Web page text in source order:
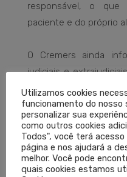
responsável, o que
paciente e do próprio
O Cremers ainda
judiciais e
antecipação de
Porto Alegre, 18 de
Utilizamos cookies
funcionamento do nosso
personalizar sua
como outros cookies
Todos", você terá
página e nos ajudará a
melhor. Você pode
quais cookies estamos